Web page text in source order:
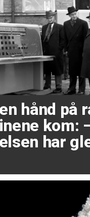
hånd på
kom:
har